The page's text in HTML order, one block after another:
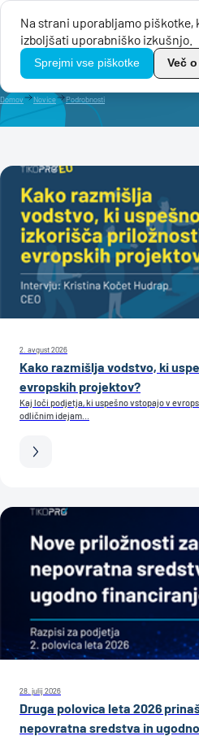
Na strani uporabljamo piškotke,
izboljšati uporabniško izkušnjo.
Sprejmi vse piškotke Več
TikoPro
Menu
Domov Novice Podrobnosti
2. avgust 2026
Kako razmišlja vodstvo, ki
evropskih projektov?
Kaj loči podjetja, ki uspešno vstopajo v
odličnim idejam...
28. julij 2026
Druga polovica leta 2026
nepovratna sredstva in